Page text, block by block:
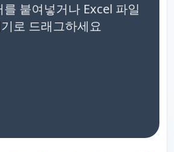
를 붙여넣거나 Excel 파일
로 드래그하세요